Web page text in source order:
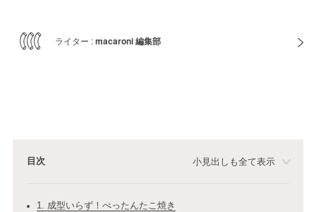
ライター :macaroni 編集部
目次 小見出しも全て表示
1. 成型いらず！ぺったんたこ焼き